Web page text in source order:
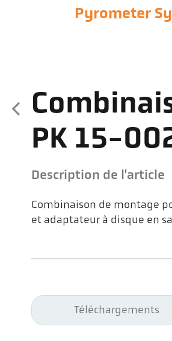
Pyrometer
PK 15-
Description de l'article
Combinaison de montage
et adaptateur à disque en
Téléchargements